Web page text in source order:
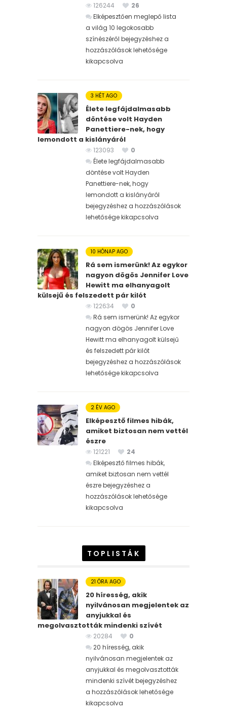
126244
26
Elképesztően meglepő lista
a világ 10 legokosabb
színészéről bejegyzéshez a
hozzászólások lehetősége
kikapcsolva
3 HÉT AGO
Élete legfájdalmasabb
döntése volt Hayden
Panettiere-nek, hogy
lemondott a kislányáról
123093
0
Élete legfájdalmasabb
döntése volt Hayden
Panettiere-nek, hogy
lemondott a kislányáról
bejegyzéshez a hozzászólások
lehetősége kikapcsolva
10 HÓNAP AGO
Rá sem ismerünk! Az egykor
nagyon dögös Jennifer Love
Hewitt ma elhanyagolt
külsejű és felszedett pár kilót
122634
0
Rá sem ismerünk! Az egykor
nagyon dögös Jennifer Love
Hewitt ma elhanyagolt külsejű
és felszedett pár kilót
bejegyzéshez a hozzászólások
lehetősége kikapcsolva
2 ÉV AGO
Elképesztő filmes hibák,
amiket biztosan nem vettél
észre
121221
24
Elképesztő filmes hibák,
amiket biztosan nem vettél
észre bejegyzéshez a
hozzászólások lehetősége
kikapcsolva
TOPLISTÁK
21 ÓRA AGO
20 híresség, akik
nyilvánosan megjelentek az
anyjukkal és
megolvasztották mindenki szívét
20284
0
20 híresség, akik
nyilvánosan megjelentek az
anyjukkal és megolvasztották
mindenki szívét bejegyzéshez
a hozzászólások lehetősége
kikapcsolva